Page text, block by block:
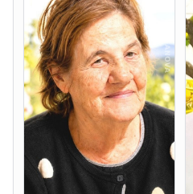
5 agosto 2026